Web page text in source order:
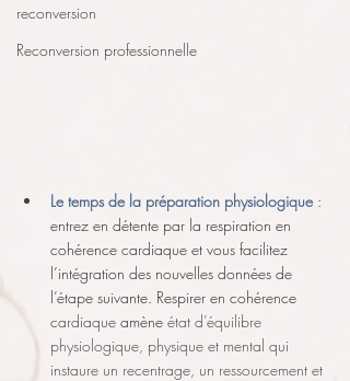
reconversion
Reconversion professionnelle
Le temps de la préparation physiologique :
entrez en détente par la respiration en
cohérence cardiaque et vous facilitez
l’intégration des nouvelles données de
l’étape suivante. Respirer en cohérence
cardiaque amène état d’équilibre
physiologique, physique et mental qui
instaure un recentrage, un ressourcement et